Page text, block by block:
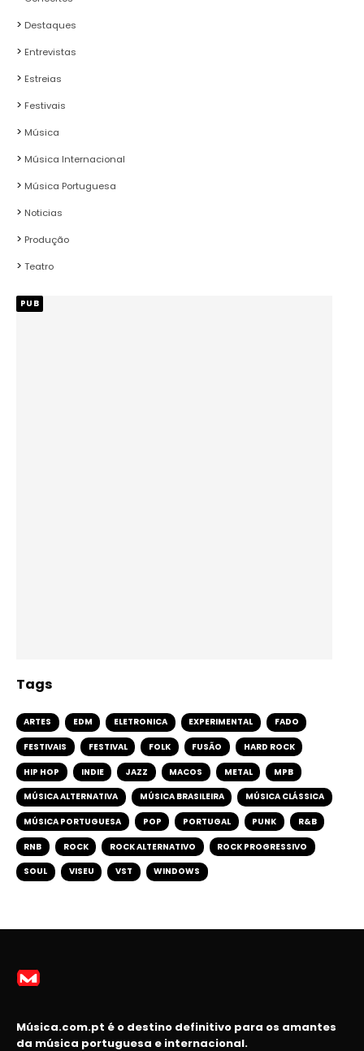
Destaques
Entrevistas
Estreias
Festivais
Música
Música Internacional
Música Portuguesa
Noticias
Produção
Teatro
PUB
Tags
ARTES EDM ELETRONICA EXPERIMENTAL FADO
FESTIVAIS FESTIVAL FOLK FUSÃO HARD ROCK
HIP HOP INDIE JAZZ MACOS METAL MPB
MÚSICA ALTERNATIVA MÚSICA BRASILEIRA MÚSICA CLÁSSICA
MÚSICA PORTUGUESA POP PORTUGAL PUNK R&B
RNB ROCK ROCK ALTERNATIVO ROCK PROGRESSIVO
SOUL VISEU VST WINDOWS
Música.com.pt é o destino definitivo para os amantes
da música portuguesa e internacional.